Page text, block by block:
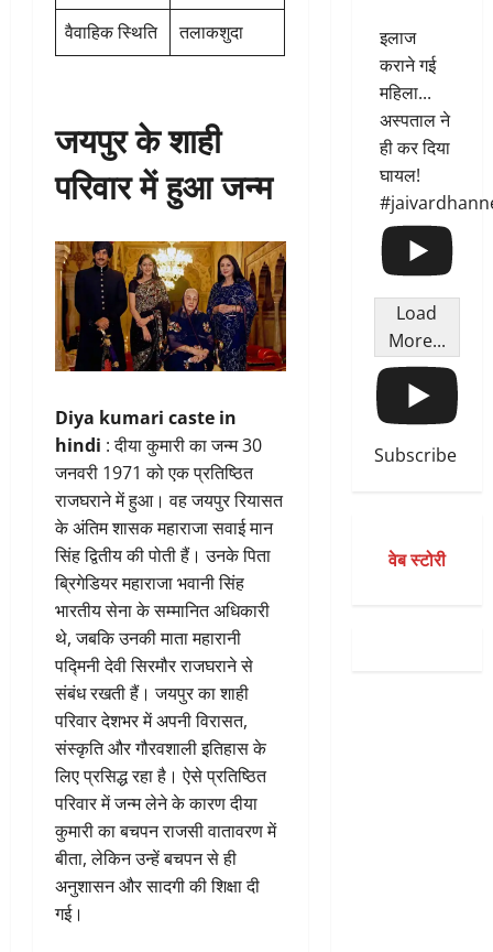
वैवाहिक स्थिति
तलाकशुदा
जयपुर के शाही
परिवार में हुआ जन्म
Diya kumari caste in
hindi : दीया कुमारी का जन्म 30
जनवरी 1971 को एक प्रतिष्ठित
राजघराने में हुआ। वह जयपुर रियासत
के अंतिम शासक महाराजा सवाई मान
सिंह द्वितीय की पोती हैं। उनके पिता
ब्रिगेडियर महाराजा भवानी सिंह
भारतीय सेना के सम्मानित अधिकारी
थे, जबकि उनकी माता महारानी
पद्मिनी देवी सिरमौर राजघराने से
संबंध रखती हैं। जयपुर का शाही
परिवार देशभर में अपनी विरासत,
संस्कृति और गौरवशाली इतिहास के
लिए प्रसिद्ध रहा है। ऐसे प्रतिष्ठित
परिवार में जन्म लेने के कारण दीया
कुमारी का बचपन राजसी वातावरण में
बीता, लेकिन उन्हें बचपन से ही
अनुशासन और सादगी की शिक्षा दी
गई।
इलाज
कराने गई
महिला...
अस्पताल ने
ही कर दिया
घायल!
Load
More...
Subscribe
वेब स्टोरी